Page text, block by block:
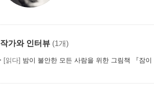
작가와 인터뷰 (1개)
[읽다] 밤이 불안한 모든 사람을 위한 그림책 『잠이 달아